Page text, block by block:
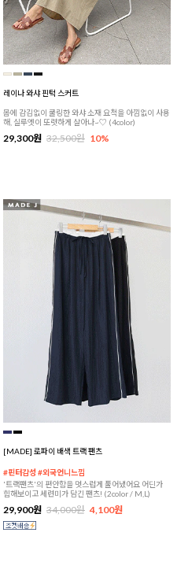
레이나 와샤 핀턱 스커트
몸에 감김없이 쿨링한 와샤 소재 요척을 아낌없이 사용
해, 실루엣이 또렷하게 살아나~♡ (4color)
29,300원 32,500원 10%
[MADE] 로파이 배색 트랙 팬츠
#핀터감성 #외국언니느낌
'트랙팬츠'의 편안함을 멋스럽게 풀어냈어요 어딘가
힙해보이고 세련미가 담긴 팬츠! (2color / M,L)
29,900원 34,000원 4,100원